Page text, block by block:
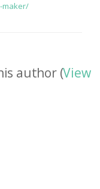
maker/
author (View